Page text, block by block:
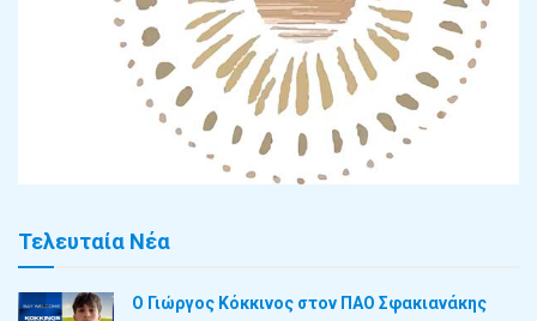
Τελευταία Νέα
Ο Γιώργος Κόκκινος στον ΠΑΟ Σφακιανάκης